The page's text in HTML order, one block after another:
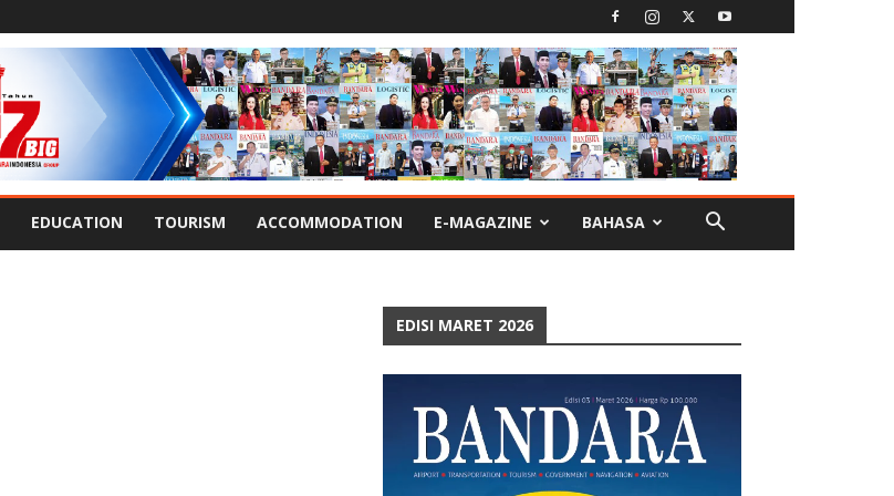
EDUCATION TOURISM ACCOMMODATION E-MAGAZINE BAHASA
EDISI MARET 2026